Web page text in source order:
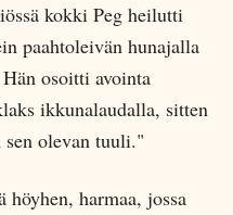
kokki Peg heilutti
paahtoleivän hunajalla
osoitti avointa
ikkunalaudalla, sitten
olevan tuuli."
harmaa, jossa